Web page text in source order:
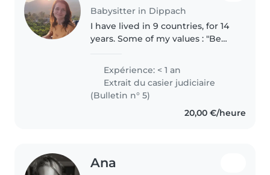
Babysitter in Dippach
I have lived in 9 countries, for 14
years. Some of my values : "Be
observe Respect life & listen
Speak your heart & tell the truth
Care to share &..
Expérience: < 1 an
Extrait du casier judiciaire
(Bulletin n° 5)
20,00 €/heure
Ana